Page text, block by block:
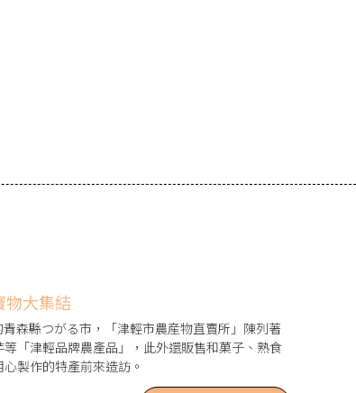
物大集結
森縣つがる市，「津輕市農産物直賣所」陳列著
「津輕品牌農產品」，此外還販售和菓子、熟食
製作的特產前來造訪。